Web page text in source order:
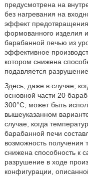
предусмотрена на
без нагревания на
эффект
формованного изделия
барабанной печью из
эффективное
котором снижена
подавляется
Здесь, даже в случае,
основной части 20
300°C, может быть
вышеуказанном
случае, когда
барабанной печи
возможность получения
снижена способность к
разрушение в ходе
конфигурации,